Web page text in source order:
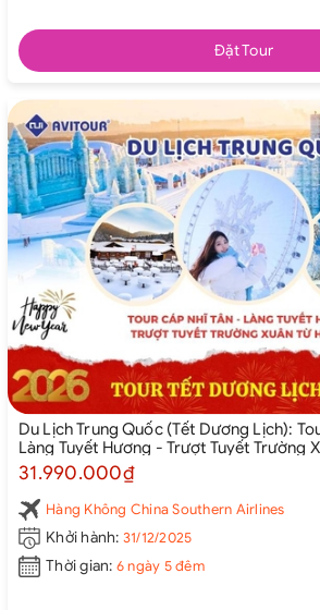
Đặt Tour
Du Lịch Trung Quốc (Tết Dương Lịch):
Làng Tuyết Hương - Trượt Tuyết Trường
31.990.000₫
Hàng Không China Southern Airlines
Khởi hành: 31/12/2025
Thời gian: 6 ngày 5 đêm